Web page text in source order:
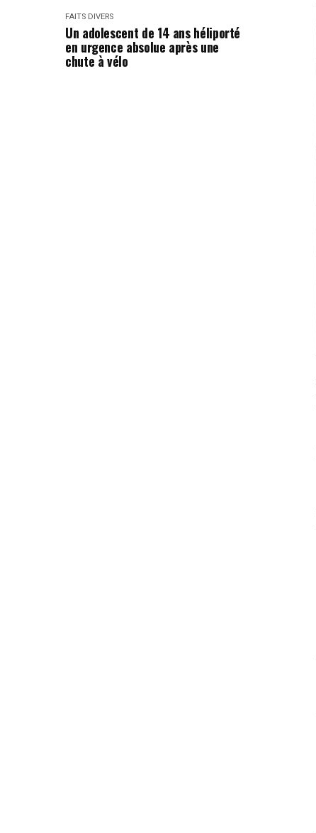
FAITS DIVERS
Un adolescent de 14 ans héliporté
en urgence absolue après une
chute à vélo